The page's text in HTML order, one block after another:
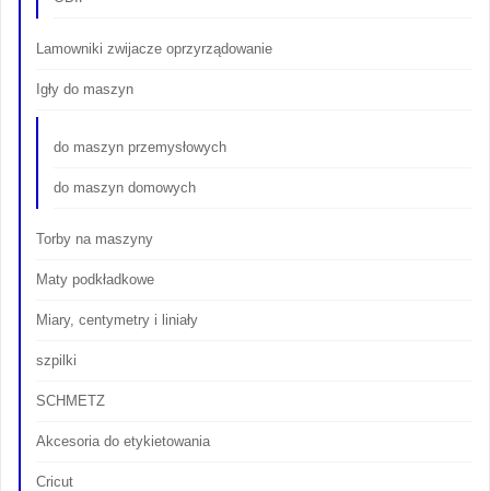
Lamowniki zwijacze oprzyrządowanie
Igły do maszyn
do maszyn przemysłowych
do maszyn domowych
Torby na maszyny
Maty podkładkowe
Miary, centymetry i liniały
szpilki
SCHMETZ
Akcesoria do etykietowania
Cricut